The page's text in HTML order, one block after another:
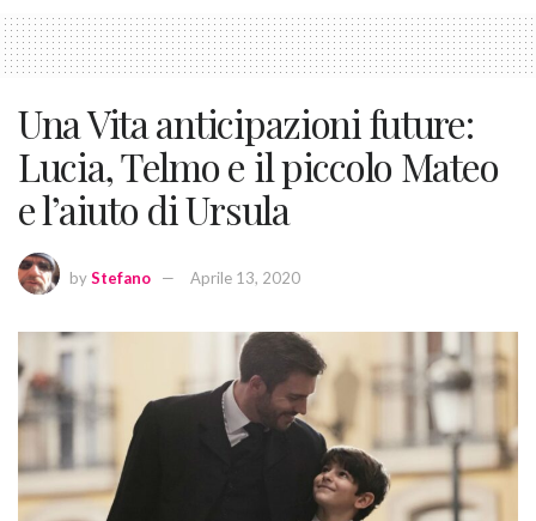
Una Vita anticipazioni future:
Lucia, Telmo e il piccolo Mateo
e l’aiuto di Ursula
byStefano Aprile 13, 2020